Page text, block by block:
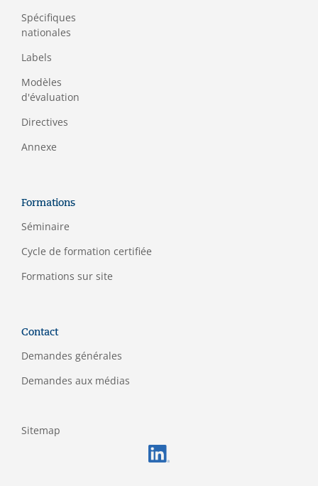
Spécifiques
nationales
Labels
Modèles
d'évaluation
Directives
Annexe
Formations
Séminaire
Cycle de formation certifiée
Formations sur site
Contact
Demandes générales
Demandes aux médias
Sitemap